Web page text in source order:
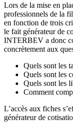
Lors de la mise en
professionnels de la
en fonction de trois
le fait générateur de
INTERBEV a donc
concrètement aux
Quels sont les
Quels sont les
Quels sont les
Comment
L’accès aux fiches
générateur de